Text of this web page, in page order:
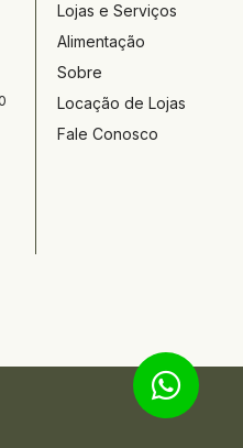
Lojas e Serviços
Alimentação
Sobre
Locação de Lojas
Fale Conosco